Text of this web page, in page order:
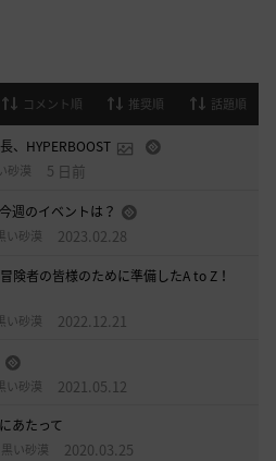
コメント順 推奨順 話題順
、HYPERBOOST
砂漠 5 日前
週のイベントは？
い砂漠 2023.02.28
険者の皆様のために準備したA to Z！
い砂漠 2022.12.21
い砂漠 2021.05.12
あたって
黒い砂漠 2020.03.25